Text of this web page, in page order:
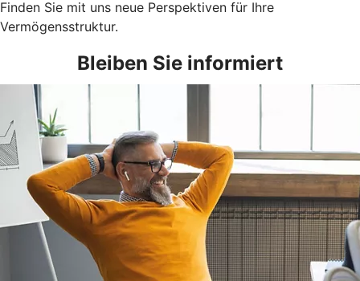
Finden Sie mit uns neue Perspektiven für Ihre
Vermögensstruktur.
Bleiben Sie informiert